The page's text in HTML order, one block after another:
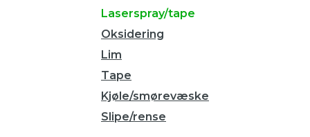
Laserspray/tape
Oksidering
Lim
Tape
Kjøle/smørevæske
Slipe/rense